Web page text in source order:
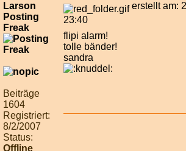
Larson
Posting
Freak
Beiträge
1604
Registriert:
8/2/2007
Status:
Offline
erstellt am:
23:40
flipi alarm!
tolle bänder!
sandra